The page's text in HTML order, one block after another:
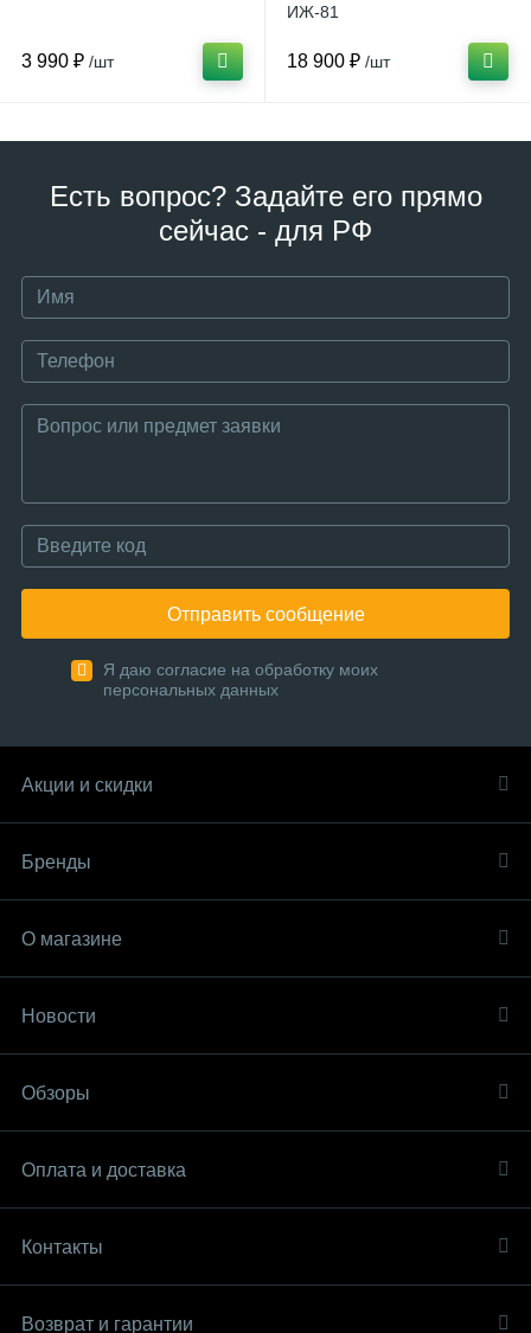
3 990 ₽ /шт
ИЖ-81
18 900 ₽ /шт
Есть вопрос? Задайте его прямо
сейчас - для РФ
Отправить сообщение
Я даю согласие на обработку моих
персональных данных
Акции и скидки
Бренды
О магазине
Новости
Обзоры
Оплата и доставка
Контакты
Возврат и гарантии